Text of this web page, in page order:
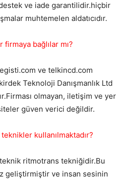
ve iade garantilidir.hiçbir
muhtemelen aldatıcıdır.
firmaya bağlılar mı?
ve telkincd.com
Teknoloji Danışmanlık Ltd
olmayan, iletişim ve yer
güven verici değildir.
kullanılmaktadır?
ritmotrans tekniğidir.Bu
geliştirmiştir ve insan sesinin